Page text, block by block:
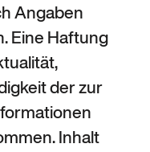
Angaben
Eine Haftung
der zur
Inhalt